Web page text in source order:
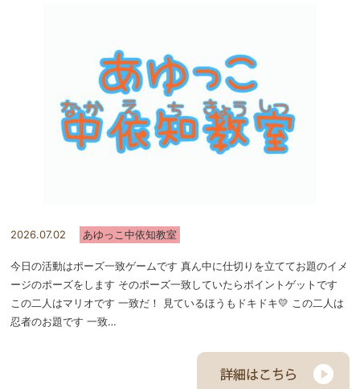
2026.07.02 あゆっこ中依知教室
今日の活動はポーズ一致ゲームです 真ん中に仕切りを立ててお題のイメ
ージのポーズをします そのポーズ一致していたらポイントゲットです
この二人はマリオです 一致だ！ 見ているほうもドキドキ💛 この二人は
忍者のお題です 一致…